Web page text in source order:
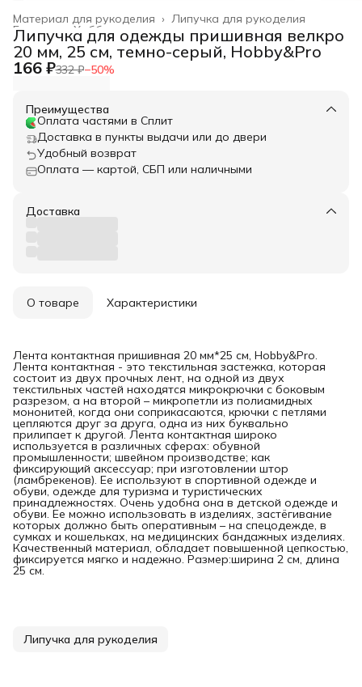
Липучка для рукоделия
Материал для рукоделия ›
Хобби и творчество ›
Главная ›
Липучка для одежды пришивная велкро
20 мм, 25 см, темно-серый, Hobby&Pro
166 ₽332 ₽−50%
Преимущества
Оплата частями в Сплит
Доставка в пункты выдачи или до двери
Удобный возврат
Оплата — картой, СБП или наличными
Доставка
О товаре Характеристики
Лента контактная пришивная 20 мм*25 см, Hobby&Pro.
Лента контактная - это текстильная застежка, которая
состоит из двух прочных лент, на одной из двух
текстильных частей находятся микрокрючки с боковым
разрезом, а на второй – микропетли из полиамидных
мононитей, когда они соприкасаются, крючки с петлями
цепляются друг за друга, одна из них буквально
прилипает к другой. Лента контактная широко
используется в различных сферах: обувной
промышленности; швейном производстве; как
фиксирующий аксессуар; при изготовлении штор
(ламбрекенов). Ее используют в спортивной одежде и
обуви, одежде для туризма и туристических
принадлежностях. Очень удобна она в детской одежде и
обуви. Ее можно использовать в изделиях, застёгивание
которых должно быть оперативным – на спецодежде, в
сумках и кошельках, на медицинских бандажных изделиях.
Качественный материал, обладает повышенной цепкостью,
фиксируется мягко и надежно. Размер:ширина 2 см, длина
25 см.
Липучка для рукоделия